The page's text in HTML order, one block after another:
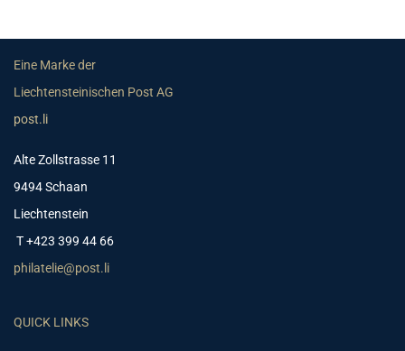
Eine Marke der
Liechtensteinischen Post AG
post.li
Alte Zollstrasse 11
9494 Schaan
Liechtenstein
T +423 399 44 66
philatelie@post.li
QUICK LINKS